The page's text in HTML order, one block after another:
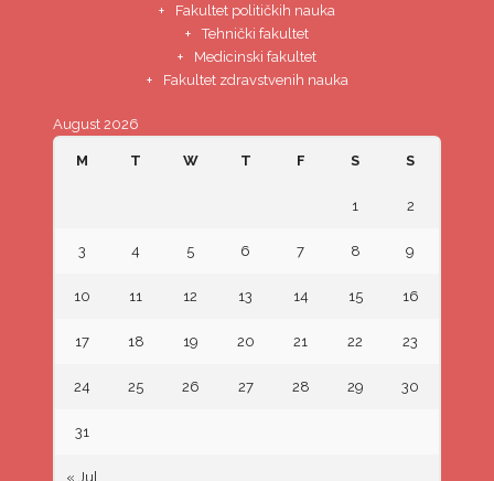
Fakultet političkih nauka
Tehnički fakultet
Medicinski fakultet
Fakultet zdravstvenih nauka
August 2026
M T W T F S S
« Jul
1 2
3 4 5 6 7 8 9
10 11 12 13 14 15 16
17 18 19 20 21 22 23
24 25 26 27 28 29 30
31